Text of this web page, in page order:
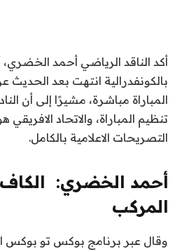
أكد الناقد الرياضي أحمد
بالكونفدرالية انتهت بعد الحديث
المباراة مباشرة، مشيرًا إلى أن
تنظيم المباراة، والاتحاد
التصريحات الاعلامية بالكامل.
أحمد الخضري: الكاف
المركب
وقال عبر برنامج بوكس تو بوكس